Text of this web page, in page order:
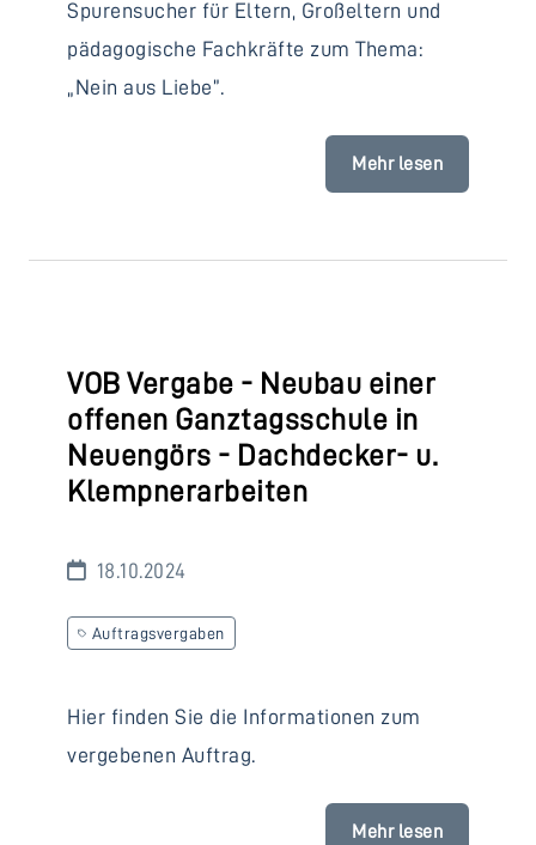
Spurensucher für Eltern, Großeltern und
pädagogische Fachkräfte zum Thema:
„Nein aus Liebe”.
Mehr lesen
VOB Vergabe - Neubau einer
offenen Ganztagsschule in
Neuengörs - Dachdecker- u.
Klempnerarbeiten
18.10.2024
Auftragsvergaben
Hier finden Sie die Informationen zum
vergebenen Auftrag.
Mehr lesen